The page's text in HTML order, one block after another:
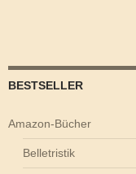
BESTSELLER
Amazon-Bücher
Belletristik